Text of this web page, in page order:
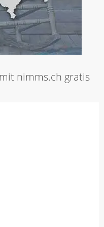
nimms.ch gratis